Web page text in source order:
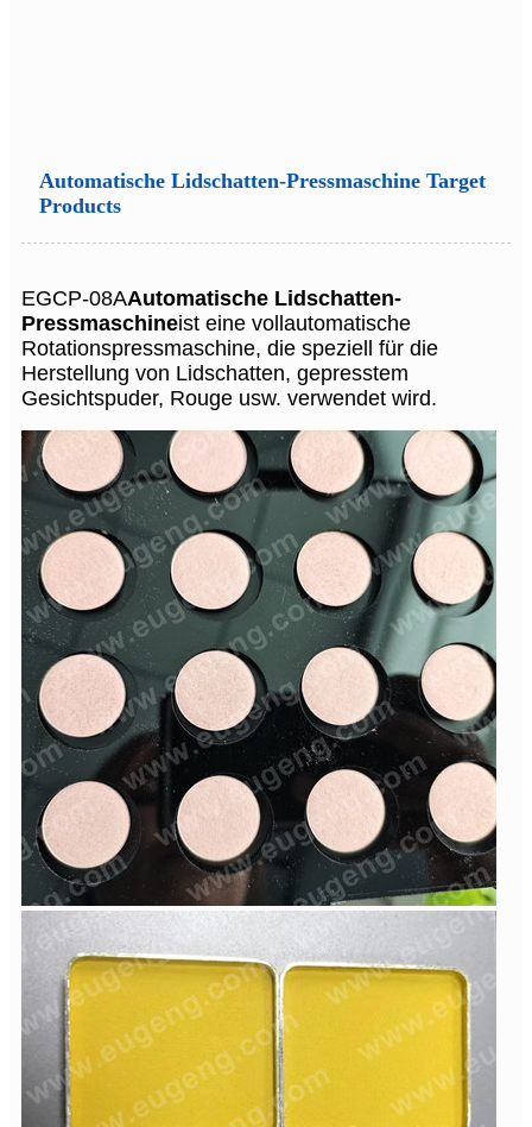
Automatische Lidschatten-Pressmaschine Target
Products
EGCP-08AAutomatische Lidschatten-
Pressmaschineist eine vollautomatische
Rotationspressmaschine, die speziell für die
Herstellung von Lidschatten, gepresstem
Gesichtspuder, Rouge usw. verwendet wird.